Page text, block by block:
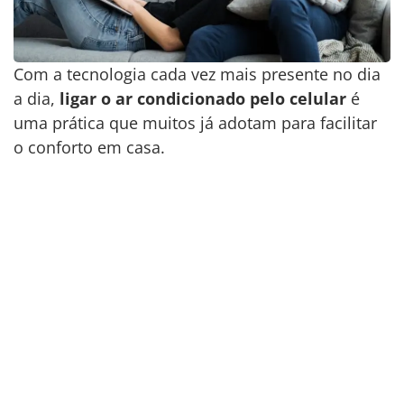
Com a tecnologia cada vez mais presente no dia
a dia, ligar o ar condicionado pelo celular é
uma prática que muitos já adotam para facilitar
o conforto em casa.